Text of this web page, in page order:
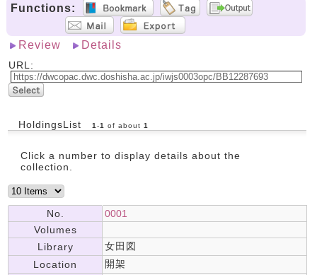
Functions:
Review Details
URL:
HoldingsList 1 -1 of about 1
Click a number to display details about the
collection.
No.
0001
Volumes
Library
女田図
Location
開架